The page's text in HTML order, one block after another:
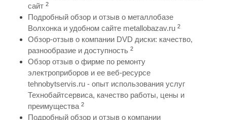
сайт 2
Подробный обзор и отзыв о металлобазе
Волхонка и удобном сайте metallobazav.ru 2
Обзор-отзыв о компании DVD диски: качество,
разнообразие и доступность 2
Обзор отзыв о фирме по ремонту
электроприборов и ее веб-ресурсе
tehnobytservis.ru - опыт использования услуг
Технобайтсервиса, качество работы, цены и
преимущества 2
Подробный обзор и отзыв о компании